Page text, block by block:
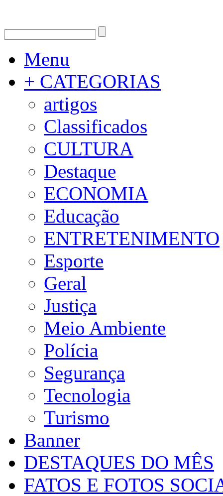
Menu
+ CATEGORIAS
artigos
Classificados
CULTURA
Destaque
ECONOMIA
Educação
ENTRETENIMENTO
Esporte
Geral
Justiça
Meio Ambiente
Polícia
Segurança
Tecnologia
Turismo
Banner
DESTAQUES DO MÊS
FATOS E FOTOS